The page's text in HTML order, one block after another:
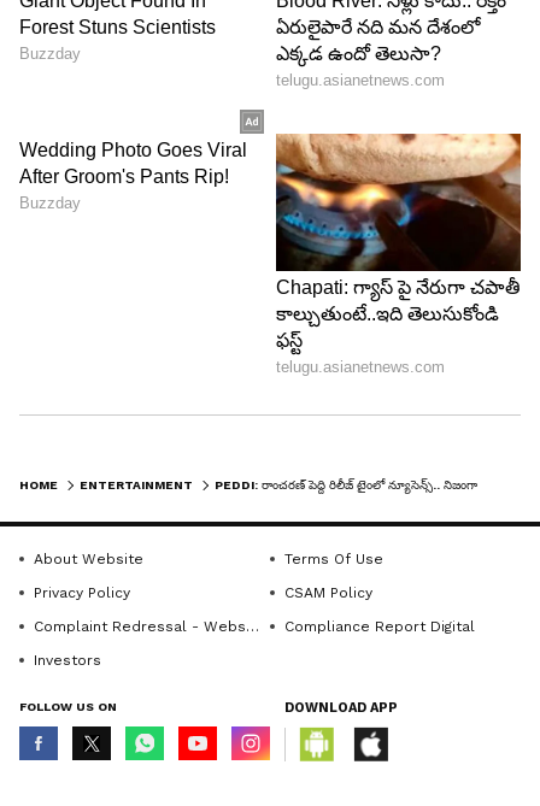
అంత ప్రేమ ఉంటే ఇలా చేయొచ్చు కదా
మీకు సింగిల్ స్క్రీన్స్ పై ప్రేమ ఒలకబోస్తూ శిరీష్ మాట్లాడారు.
వాళ్లకు సింగిల్ స్క్రీన్స్ పై నిజంగానే అంత ప్రేమ ఉంటే
మల్టీప్లెక్స్ లని ఆపి సింగిల్ స్క్రీన్స్ ని డెవలప్ చేయొచ్చు
కదా. కానీ అలా చేయరు. సింగిల్స్ స్క్రీన్స్ చెత్తగానే
కనిపిస్తాయి. వీళ్ళు మాత్రం మల్టిప్లెక్స్ లతో లాభం
పొందుతారు అని నాగవంశీ అన్నారు. పర్సెంటేజీ విధానం
HOME ENTERTAINMENT
About Website
Terms Of Use
Privacy Policy
CSAM Policy
Complaint Redressal - Website
Compliance Report Digital
Investors
FOLLOW US ON DOWNLOAD APP